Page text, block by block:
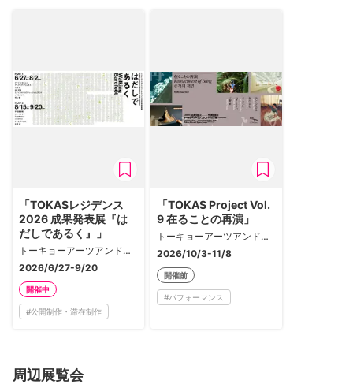
「TOKASレジデンス
2026 成果発表展『は
だしであるく』」
トーキョーアーツアンドスペース本郷
2026/6/27-9/20
開催中
#公開制作・滞在制作
「TOKAS Project Vol.
9 在ることの再演」
トーキョーアーツアンドスペース本郷
2026/10/3-11/8
開催前
#パフォーマンス
周辺展覧会